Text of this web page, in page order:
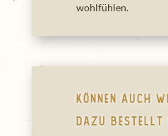
wohlfühlen.
Können auch
dazu bestellt